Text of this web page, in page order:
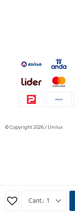
1
© Copyright 2026 / Unilux